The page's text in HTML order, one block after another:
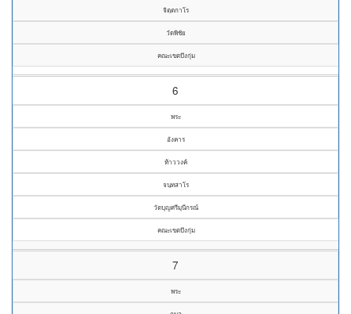
จิตฺตกาโร
วัดพิชัย
คณะเขตบึงกุ่ม
6
พระ
อังคาร
ท้าววงค์
จนฺทสาโร
วัดบุญศรีมุนีกรณ์
คณะเขตบึงกุ่ม
7
พระ